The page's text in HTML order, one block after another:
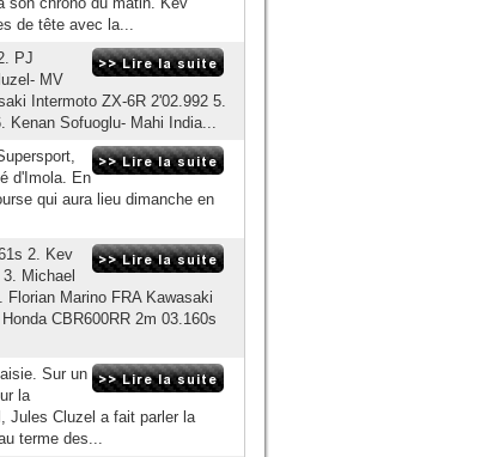
de tête avec la...
PJ
MV
Intermoto ZX-6R 2'02.992 5.
Kenan Sofuoglu- Mahi India...
d'Imola. En
qui aura lieu dimanche en
2. Kev
Michael
Florian Marino FRA Kawasaki
CBR600RR 2m 03.160s
Sur un
la
Jules Cluzel a fait parler la
terme des...